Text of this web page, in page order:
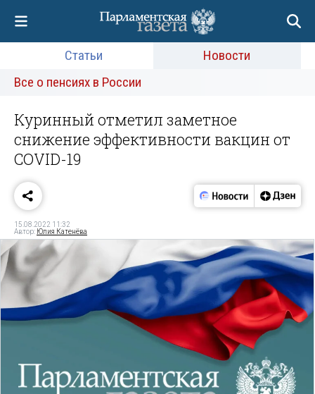
Статьи
Новости
Все о пенсиях в России
Куринный отметил заметное
снижение эффективности вакцин от
COVID-19
15.08.2022 11:32
Автор: Юлия Катенёва